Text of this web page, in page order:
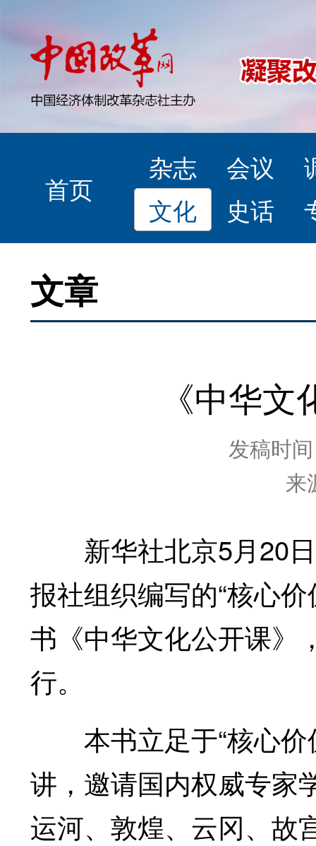
首页
杂志 会议
文化
史话
文章
《中华
发稿时
来
新华社北京5月20日
报社组织编写的“核心
书《中华文化公开课》
行。
本书立足于“核心价
讲，邀请国内权威专家
运河、敦煌、云冈、故